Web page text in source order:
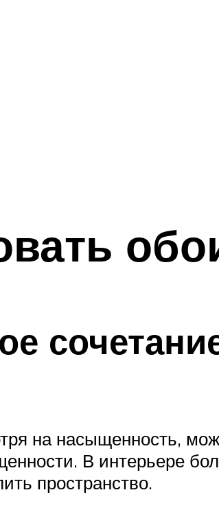
на насыщенность,
В интерьере
пространство.